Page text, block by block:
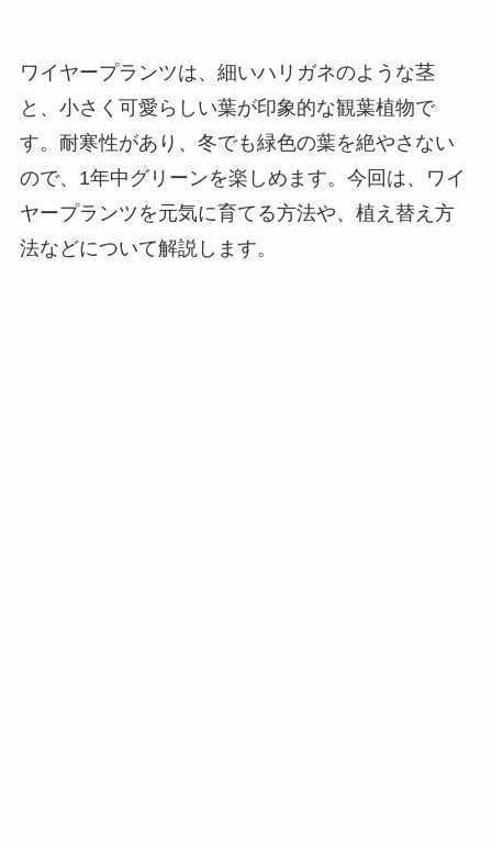
ワイヤープランツは、細いハリガネのような茎
と、小さく可愛らしい葉が印象的な観葉植物で
す。耐寒性があり、冬でも緑色の葉を絶やさない
ので、1年中グリーンを楽しめます。今回は、ワイ
ヤープランツを元気に育てる方法や、植え替え方
法などについて解説します。